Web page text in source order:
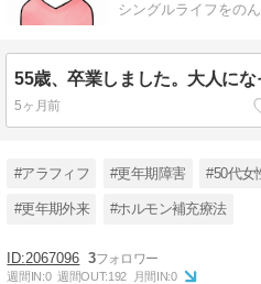
シングルライフをの
5ヶ月前
#アラフィフ #更年期障害 #50代女
#更年期外来 #ホルモン補充療法
2067096 3
週間IN:0 週間OUT:192 月間IN:0